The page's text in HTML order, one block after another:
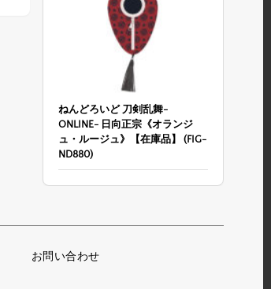
ねんどろいど 刀剣乱舞-
ONLINE- 日向正宗《オランジ
ュ・ルージュ》【在庫品】 (FIG-
ND880)
お問い合わせ